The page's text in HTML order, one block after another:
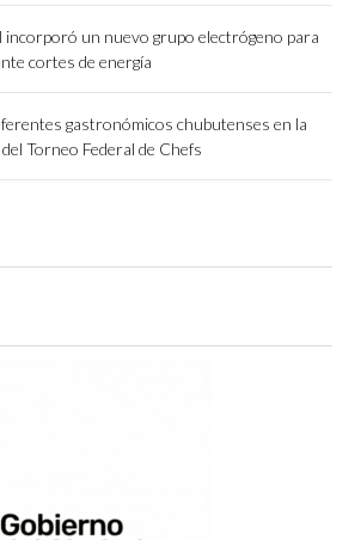
incorporó un nuevo grupo electrógeno para
cortes de energía
gastronómicos chubutenses en la
Torneo Federal de Chefs